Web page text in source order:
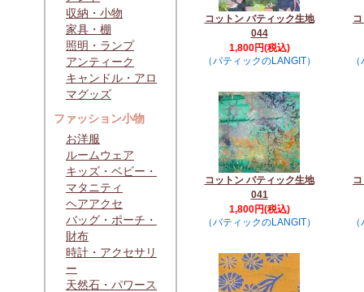
収納・小物
家具・棚
照明・ランプ
アンティーク
キャンドル・アロ
マグッズ
ファッション小物
お洋服
ルームウェア
キッズ・ベビー・
マタニティ
ヘアアクセ
バッグ・ポーチ・
財布
時計・アクセサリ
ー
天然石・パワース
コットン バティック生地
044
1,800円(税込)
（バティックのLANGIT）
コットン バティック生地
041
1,800円(税込)
（バティックのLANGIT）